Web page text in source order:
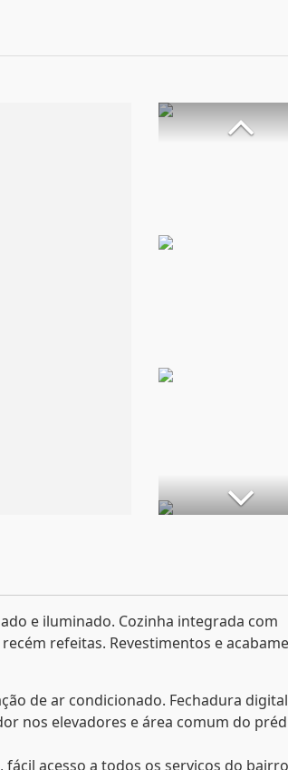
e iluminado. Cozinha integrada com
refeitas. Revestimentos e
de ar condicionado. Fechadura
nos elevadores e área comum do
acesso a todos os serviços do